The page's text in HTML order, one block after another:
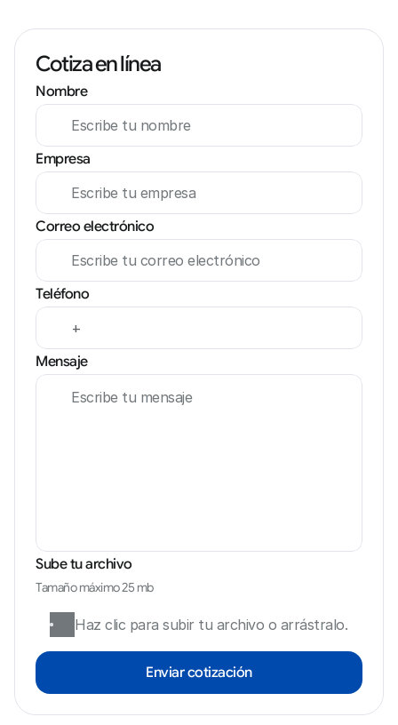
Cotiza en línea
Nombre
Empresa
Correo electrónico
Teléfono
Mensaje
Sube tu archivo
Tamaño máximo 25 mb
Haz clic para subir tu archivo o arrástralo.
Enviar cotización